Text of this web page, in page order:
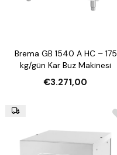
Brema GB 1540 A HC – 175
kg/gün Kar Buz Makinesi
€3.271,00